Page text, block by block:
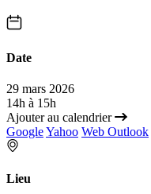
Date
29 mars 2026
14h à 15h
Ajouter au calendrier
GoogleYahoo Web Outlook
Lieu